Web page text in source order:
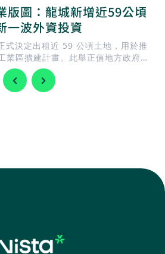
版圖：龍城新增近59公頃
一波外資投資
式決定出租近 59 公頃土地，用於推
區擴建計畫。此舉正值地方政府加
城國際機場 即將投入營運，同時持續
內外企業日益增加的投資需求。